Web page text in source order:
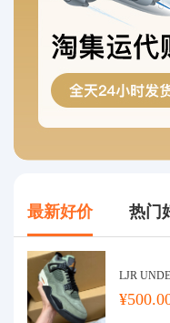
最新好价 热门
LJR